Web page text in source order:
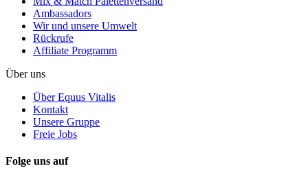
Ambassadors
Wir und unsere Umwelt
Rückrufe
Affiliate Programm
Über uns
Über Equus Vitalis
Kontakt
Unsere Gruppe
Freie Jobs
Folge uns auf